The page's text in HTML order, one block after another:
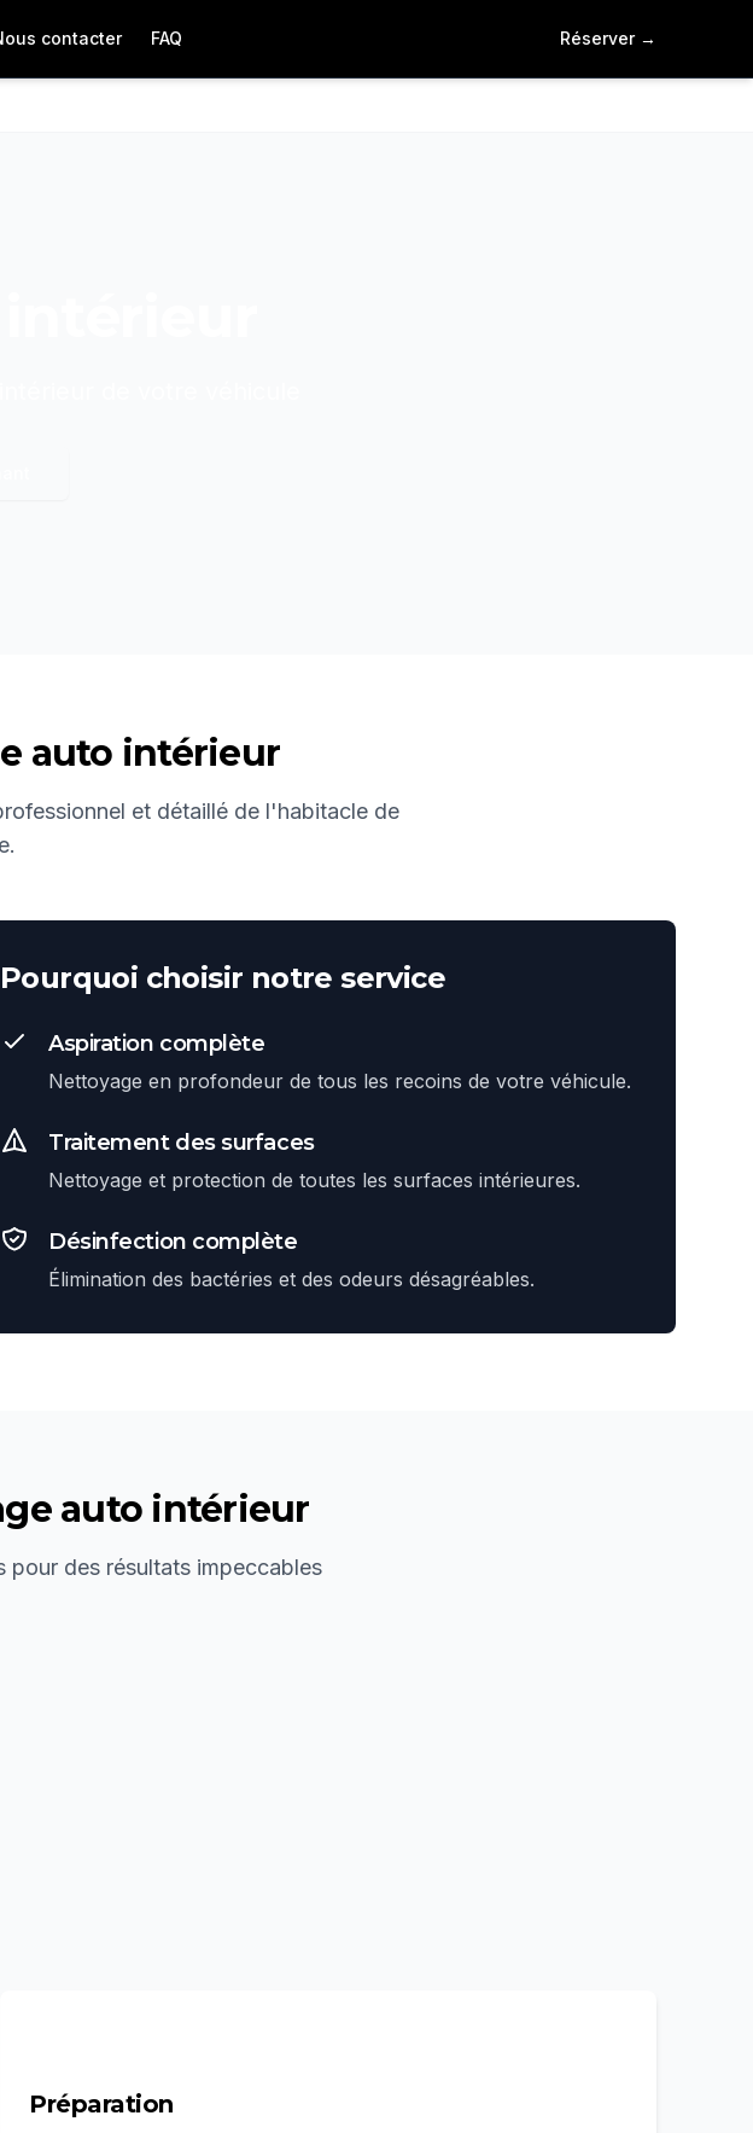
contacter FAQ Réserver →
auto intérieur
et détaillé de l'habitacle de
Pourquoi choisir notre service
Aspiration complète
Nettoyage en profondeur de tous les recoins de votre véhicule.
Traitement des surfaces
Nettoyage et protection de toutes les surfaces intérieures.
Désinfection complète
Élimination des bactéries et des odeurs désagréables.
auto intérieur
pour des résultats impeccables
Préparation